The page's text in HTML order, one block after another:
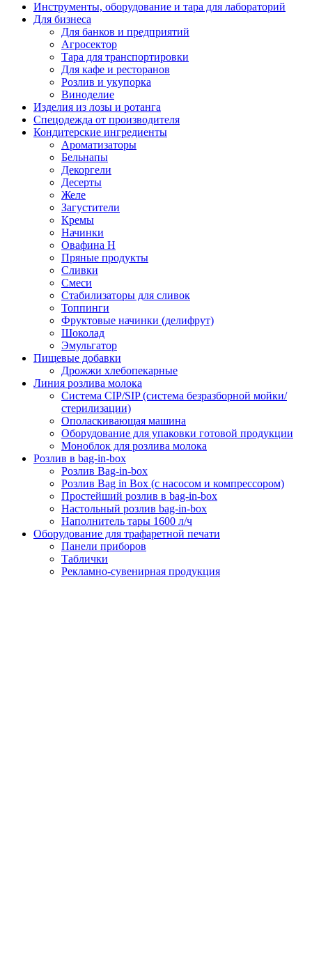
Инструменты, оборудование и тара для лабораторий
Для бизнеса
Для банков и предприятий
Агросектор
Тара для транспортировки
Для кафе и ресторанов
Розлив и укупорка
Виноделие
Изделия из лозы и ротанга
Спецодежда от производителя
Кондитерские ингредиенты
Ароматизаторы
Бельнапы
Декоргели
Десерты
Желe
Загустители
Кремы
Начинки
Овафина Н
Пряные продукты
Сливки
Смеси
Стабилизаторы для сливок
Топпинги
Фруктовые начинки (делифрут)
Шоколад
Эмульгатор
Пищевые добавки
Дрожжи хлебопекарные
Линия розлива молока
Система CIP/SIP (система безразборной мойки/
стерилизации)
Ополаскивающая машина
Оборудование для упаковки готовой продукции
Моноблок для розлива молока
Розлив в bag-in-box
Розлив Bag-in-box
Розлив Bag in Box (с насосом и компрессором)
Простейший розлив в bag-in-box
Настольный розлив bag-in-box
Наполнитель тары 1600 л/ч
Оборудование для трафаретной печати
Панели приборов
Таблички
Рекламно-сувенирная продукция